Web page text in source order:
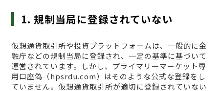
1. 規制当局に登録されていない
仮想通貨取引所や投資プラットフォームは、一般的に金
融庁などの規制当局に登録され、一定の基準に基づいて
運営されています。しかし、プライマリーマーケット専
用口座偽（hpsrdu.com）はそのような公式な登録をし
ていません。仮想通貨取引所が適切に登録されていない